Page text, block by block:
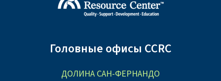
Головные офисы CCRC
ДОЛИНА САН-ФЕРНАНДО